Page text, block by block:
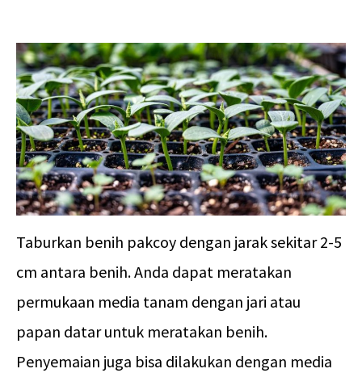
Taburkan benih pakcoy dengan jarak sekitar 2-5
cm antara benih. Anda dapat meratakan
permukaan media tanam dengan jari atau
papan datar untuk meratakan benih.
Penyemaian juga bisa dilakukan dengan media